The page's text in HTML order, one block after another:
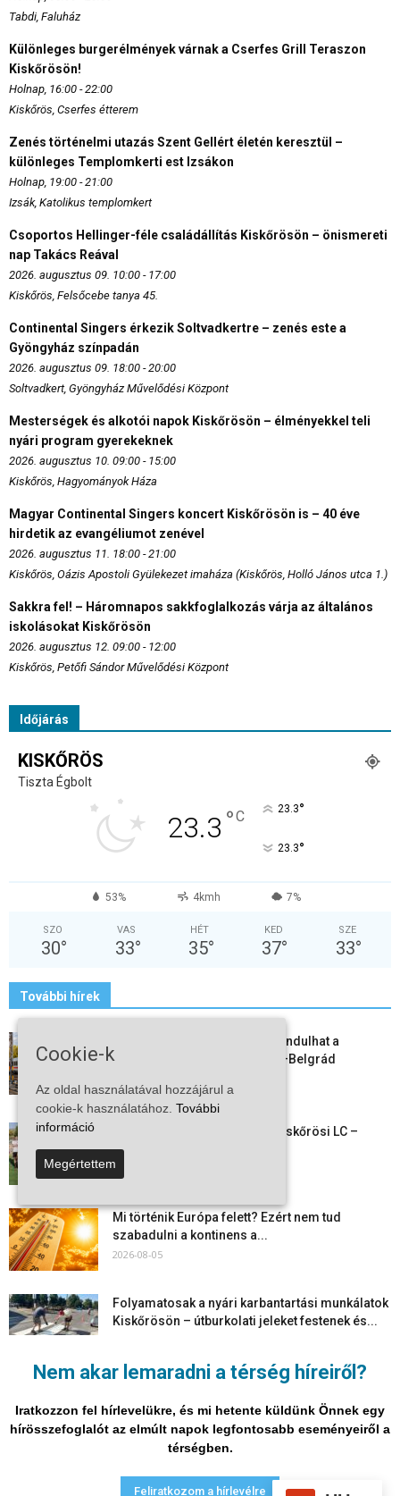
Nem akar lemaradni a térség híreiről?
Iratkozzon fel hírlevelükre, és mi hetente küldünk Önnek egy
hírösszefoglalót az elmúlt napok legfontosabb eseményeiről a
térségben.
Feliratkozom a hírlevélre
Tabdi, Faluház
Különleges burgerélmények várnak a Cserfes Grill Teraszon
Kiskőrösön!
Holnap, 16:00 - 22:00
Kiskőrös, Cserfes étterem
Zenés történelmi utazás Szent Gellért életén keresztül –
különleges Templomkerti est Izsákon
Holnap, 19:00 - 21:00
Izsák, Katolikus templomkert
Csoportos Hellinger-féle családállítás Kiskőrösön – önismereti
nap Takács Reával
2026. augusztus 09. 10:00 - 17:00
Kiskőrös, Felsőcebe tanya 45.
Continental Singers érkezik Soltvadkertre – zenés este a
Gyöngyház színpadán
2026. augusztus 09. 18:00 - 20:00
Soltvadkert, Gyöngyház Művelődési Központ
Mesterségek és alkotói napok Kiskőrösön – élményekkel teli
nyári program gyerekeknek
2026. augusztus 10. 09:00 - 15:00
Kiskőrös, Hagyományok Háza
Magyar Continental Singers koncert Kiskőrösön is – 40 éve
hirdetik az evangéliumot zenével
2026. augusztus 11. 18:00 - 21:00
Kiskőrös, Oázis Apostoli Gyülekezet imaháza (Kiskőrös, Holló János utca 1.)
Sakkra fel! – Háromnapos sakkfoglalkozás várja az általános
iskolásokat Kiskőrösön
2026. augusztus 12. 09:00 - 12:00
Kiskőrös, Petőfi Sándor Művelődési Központ
Időjárás
KISKŐRÖS
Tiszta Égbolt
23.3 °C 23.3°
23.3°
53% 4kmh 7%
SZO
30°
VAS
33°
HÉT
35°
KED
37°
SZE
33°
További hírek
Vitézy Dávid: már ősszel újraindulhat a
személyszállítás a Budapest–Belgrád
2026-08-06
Megkezdte a felkészülést a Kiskőrösi LC –
együtt maradt a keret,...
2026-08-06
Mi történik Európa felett? Ezért nem tud
szabadulni a kontinens a...
2026-08-05
Folyamatosak a nyári karbantartási munkálatok
Kiskőrösön – útburkolati jeleket festenek és...
Bács-Kiskun útjain –...
2026-08-04
Adatvédelmi nyilatkozat Médiaajánlat Impresszum
Cookie-k
Az oldal használatával hozzájárul a
cookie-k használatához. További
információ
Megértettem